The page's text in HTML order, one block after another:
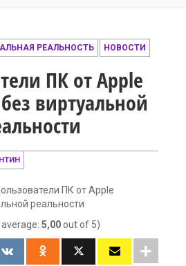
РЕАЛЬНОСТЬ НОВОСТИ
ПК от Apple
виртуальной
ПК от Apple
реальности
average: 5,00out of 5)